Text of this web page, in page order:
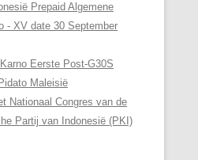
Prepaid Algemene
- XV date 30 September
Eerste Post-G30S
Maleisië
Nationaal Congres van de
Partij van Indonesië (PKI)